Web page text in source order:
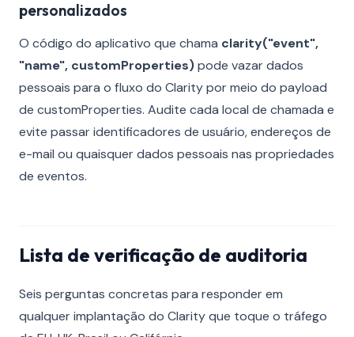
personalizados
O código do aplicativo que chama clarity("event",
"name", customProperties)pode vazar dados
pessoais para o fluxo do Clarity por meio do payload
de customProperties. Audite cada local de chamada e
evite passar identificadores de usuário, endereços de
e-mail ou quaisquer dados pessoais nas propriedades
de eventos.
Lista de verificação de auditoria
Seis perguntas concretas para responder em
qualquer implantação do Clarity que toque o tráfego